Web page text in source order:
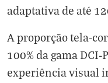
adaptativa de até
A proporção tela-
100% da gama
experiência visual